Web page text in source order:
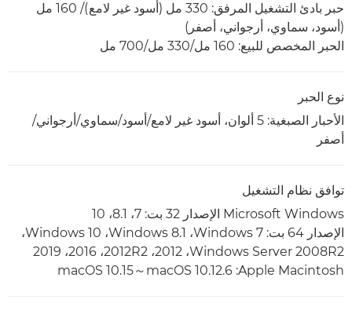
حبر بادئ التشغيل المرفق: 330 مل (أسود غير لامع)/ 160 مل
(أسود، سماوي، أرجواني، أصفر)
الحبر المخصص للبيع: 160 مل/330 مل/700 مل
نوع الحبر
الأحبار الصبغية: 5 ألوان، أسود غير لامع/أسود/سماوي/أرجواني/
أصفر
توافق نظام التشغيل
Microsoft Windows الإصدار 32 بت: 7، 8.1، 10
الإصدار 64 بت: Windows 7،‏ Windows 8.1،‏ Windows 10،‏
Windows Server 2008R2،‏ 2012، 2012R2،‏ 2016، 2019
Apple Macintosh: ‏macOS 10.12.6‏～macOS 10.15